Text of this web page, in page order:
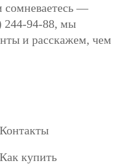
сомневаетесь —
244-94-88, мы
и расскажем, чем
Контакты
Как купить